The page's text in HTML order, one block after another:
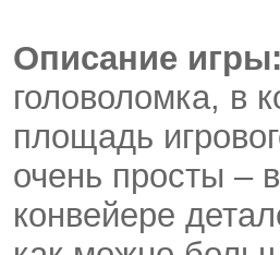
Описание игры:
головоломка, в
площадь
очень просты –
конвейере